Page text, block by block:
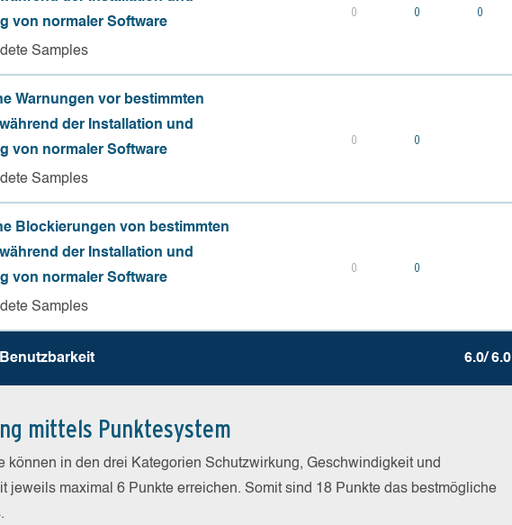
von normaler Software
Samples
0 0 0
Warnungen vor bestimmten
der Installation und
von normaler Software
Samples
0 0
Blockierungen von bestimmten
der Installation und
von normaler Software
Samples
0 0
6.0/ 6.0
mittels Punktesystem
können in den drei Kategorien Schutzwirkung, Geschwindigkeit und
jeweils maximal 6 Punkte erreichen. Somit sind 18 Punkte das bestmögliche